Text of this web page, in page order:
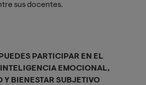
sus docentes.
PARTICIPAR EN EL
INTELIGENCIA EMOCIONAL,
Y BIENESTAR SUBJETIVO